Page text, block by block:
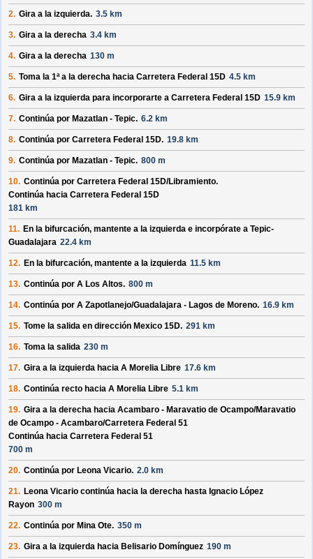
2. Gira a la izquierda. 3.5 km
3. Gira a la derecha 3.4 km
4. Gira a la derecha 130 m
5. Toma la 1ª a la derecha hacia Carretera Federal 15D 4.5 km
6. Gira a la izquierda para incorporarte a Carretera Federal 15D 15.9 km
7. Continúa por Mazatlan - Tepic. 6.2 km
8. Continúa por Carretera Federal 15D. 19.8 km
9. Continúa por Mazatlan - Tepic. 800 m
10. Continúa por Carretera Federal 15D/Libramiento.
Continúa hacia Carretera Federal 15D
181 km
11. En la bifurcación, mantente a la izquierda e incorpórate a Tepic-
Guadalajara 22.4 km
12. En la bifurcación, mantente a la izquierda 11.5 km
13. Continúa por A Los Altos. 800 m
14. Continúa por A Zapotlanejo/Guadalajara - Lagos de Moreno. 16.9 km
15. Tome la salida en dirección Mexico 15D. 291 km
16. Toma la salida 230 m
17. Gira a la izquierda hacia A Morelia Libre 17.6 km
18. Continúa recto hacia A Morelia Libre 5.1 km
19. Gira a la derecha hacia Acambaro - Maravatio de Ocampo/Maravatio
de Ocampo - Acambaro/Carretera Federal 51
Continúa hacia Carretera Federal 51
700 m
20. Continúa por Leona Vicario. 2.0 km
21. Leona Vicario continúa hacia la derecha hasta Ignacio López
Rayon 300 m
22. Continúa por Mina Ote. 350 m
23. Gira a la izquierda hacia Belisario Domínguez 190 m